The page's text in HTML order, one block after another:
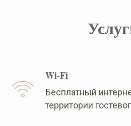
Wi-Fi
Бесплатный
территории